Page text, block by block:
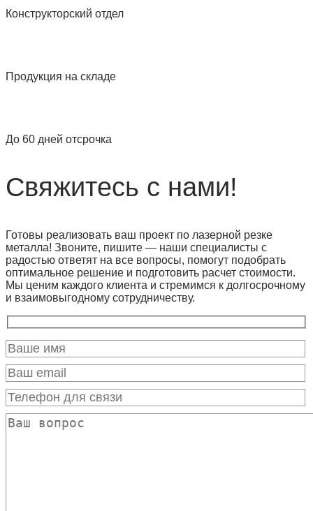
Конструкторский отдел
Продукция на складе
До 60 дней отсрочка
Свяжитесь с нами!
Готовы реализовать ваш проект по лазерной резке
металла! Звоните, пишите — наши специалисты с
радостью ответят на все вопросы, помогут подобрать
оптимальное решение и подготовить расчет стоимости.
Мы ценим каждого клиента и стремимся к долгосрочному
и взаимовыгодному сотрудничеству.